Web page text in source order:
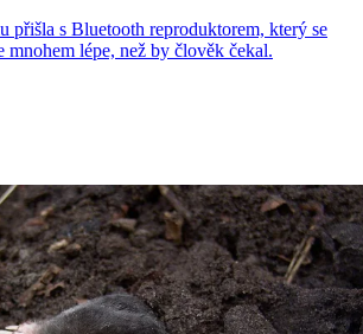
přišla s Bluetooth reproduktorem, který se
mnohem lépe, než by člověk čekal.